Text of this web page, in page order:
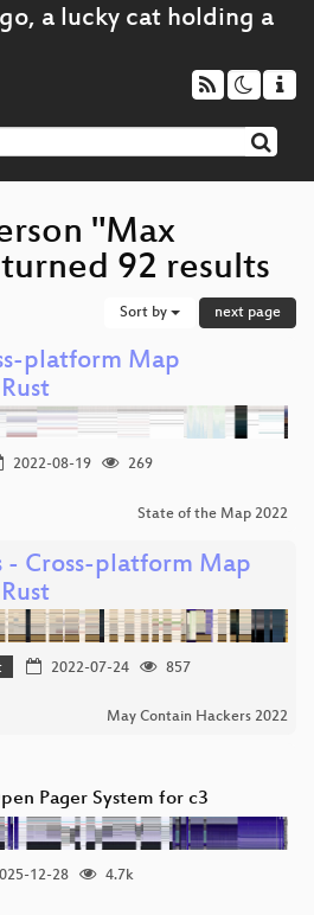
"Max
92 results
Sort by next page
platform Map
2022-08-19
269
State of the Map 2022
Cross-platform Map
2022-07-24
857
May Contain Hackers 2022
Pager System for c3
12-28
4.7k